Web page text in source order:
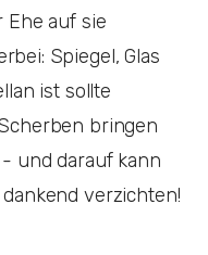
Ehe auf sie
Spiegel, Glas
ist sollte
bringen
und darauf kann
verzichten!